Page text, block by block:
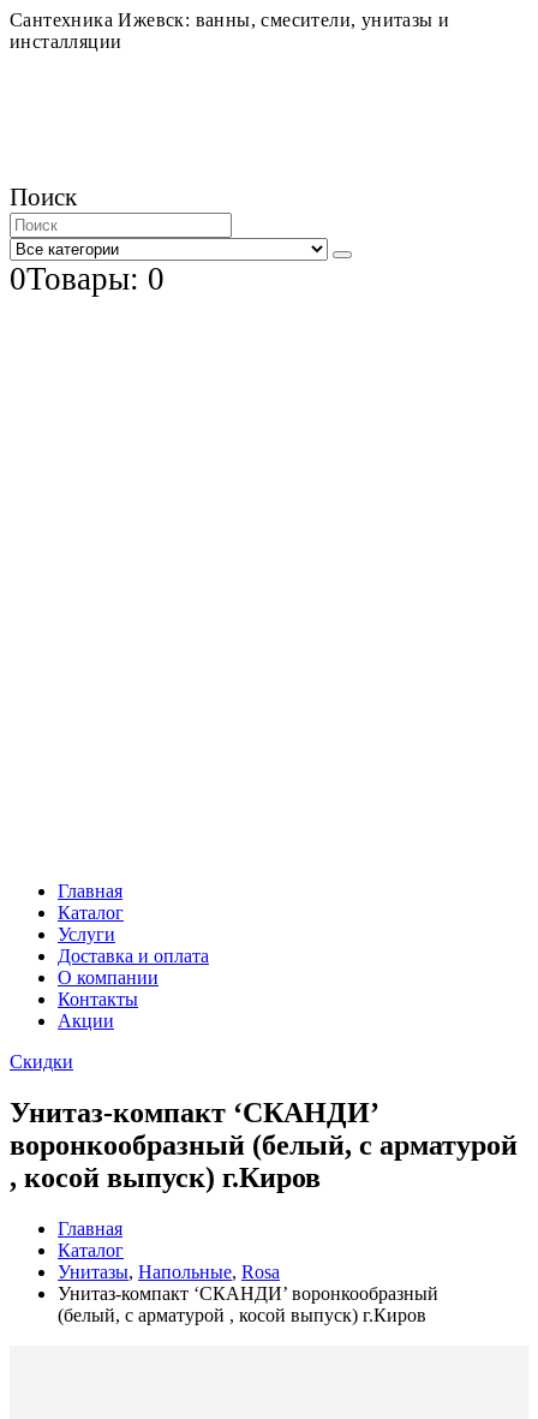
Сантехника Ижевск: ванны, смесители, унитазы и
инсталляции
Поиск
0Товары: 0
Главная
Каталог
Услуги
Доставка и оплата
О компании
Контакты
Акции
Скидки
Унитаз-компакт ‘СКАНДИ’
воронкообразный (белый, с арматурой
, косой выпуск) г.Киров
Главная
Каталог
Унитазы, Напольные, Rosa
Унитаз-компакт ‘СКАНДИ’ воронкообразный
(белый, с арматурой , косой выпуск) г.Киров